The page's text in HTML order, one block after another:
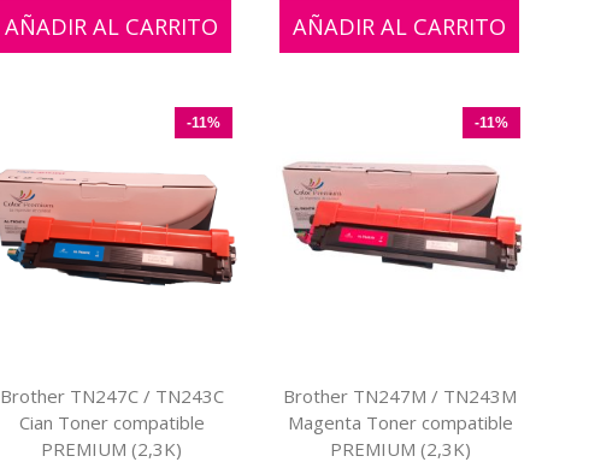
AÑADIR AL CARRITO AÑADIR AL CARRITO
-11%
Brother TN247C / TN243C
Cian Toner compatible
PREMIUM (2,3K)
-11%
Brother TN247M / TN243M
Magenta Toner compatible
PREMIUM (2,3K)